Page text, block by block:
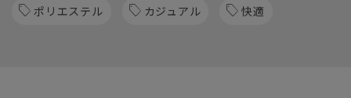
ポリエステル カジュアル 快適